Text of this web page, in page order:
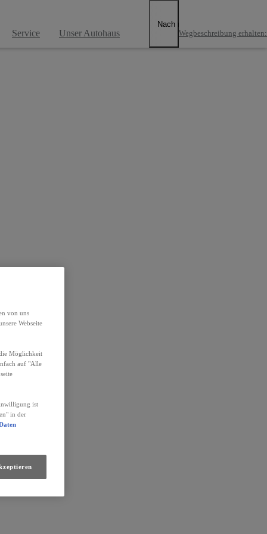
Service Unser Autohaus
Nach rechts scrollen
Wegbeschreibung erhalten:
von uns
Webseite
Möglichkeit
auf "Alle
ist
in der